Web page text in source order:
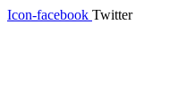
Saltar
Icon-facebook Twitter